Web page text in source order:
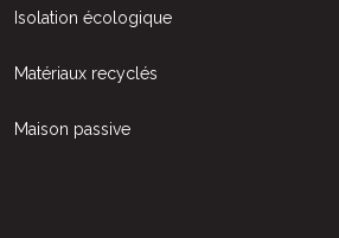
Isolation écologique
Matériaux recyclés
Maison passive